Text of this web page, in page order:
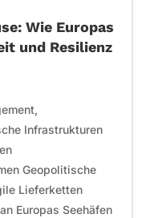
Wie Europas
und Resilienz
Infrastrukturen
Geopolitische
Lieferketten
Europas Seehäfen